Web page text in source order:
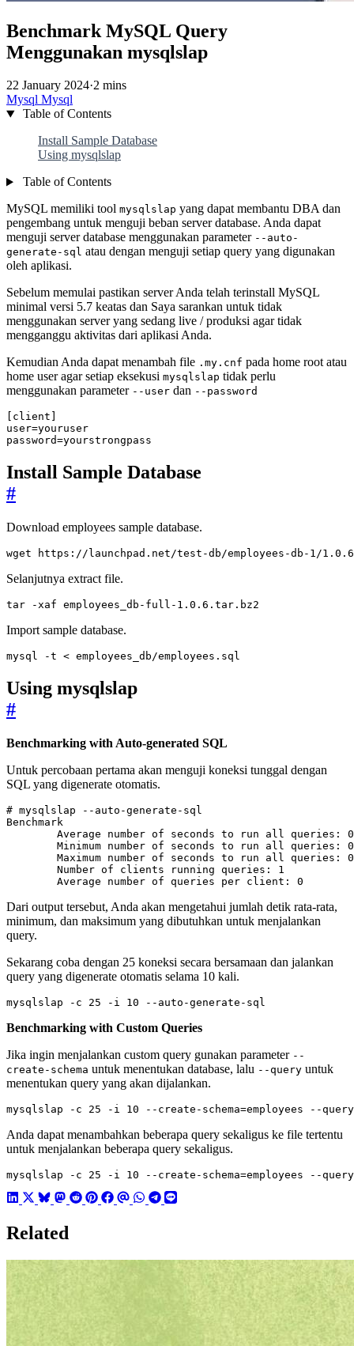
Benchmark MySQL Query
Menggunakan mysqlslap
22 January 2024·2 mins
Mysql Mysql
Table of Contents
Install Sample Database
Using mysqlslap
Table of Contents
MySQL memiliki tool mysqlslap yang dapat membantu DBA dan
pengembang untuk menguji beban server database. Anda dapat
menguji server database menggunakan parameter --auto-
generate-sql atau dengan menguji setiap query yang digunakan
oleh aplikasi.
Sebelum memulai pastikan server Anda telah terinstall MySQL
minimal versi 5.7 keatas dan Saya sarankan untuk tidak
menggunakan server yang sedang live / produksi agar tidak
mengganggu aktivitas dari aplikasi Anda.
Kemudian Anda dapat menambah file .my.cnf pada home root atau
home user agar setiap eksekusi mysqlslap tidak perlu
menggunakan parameter --user dan --password
password=yourstrongpass
Install Sample Database
#
Download employees sample database.
wget https://launchpad.net/test-db/employees-db-1/
Selanjutnya extract file.
tar -xaf employees_db-full-1.0.6.tar.bz2
Import sample database.
mysql -t < employees_db/employees.sql
Using mysqlslap
#
Benchmarking with Auto-generated SQL
Untuk percobaan pertama akan menguji koneksi tunggal dengan
SQL yang digenerate otomatis.
# mysqlslap --auto-generate-sql
        Number of clients running queries:
1
        Average number of queries per client:
0
Dari output tersebut, Anda akan mengetahui jumlah detik rata-rata,
minimum, dan maksimum yang dibutuhkan untuk menjalankan
query.
Sekarang coba dengan 25 koneksi secara bersamaan dan jalankan
query yang digenerate otomatis selama 10 kali.
mysqlslap -c 25 -i 10 --auto-generate-sql
Benchmarking with Custom Queries
Jika ingin menjalankan custom query gunakan parameter --
create-schema untuk menentukan database, lalu --query untuk
menentukan query yang akan dijalankan.
mysqlslap -c 25 -i 10 --create-schema=employees --query
Anda dapat menambahkan beberapa query sekaligus ke file tertentu
untuk menjalankan beberapa query sekaligus.
mysqlslap -c 25 -i 10 --create-schema=employees --query
Related